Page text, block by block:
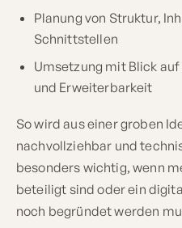
Planung von Struktur,
Schnittstellen
Umsetzung mit Blick
und Erweiterbarkeit
So wird aus einer groben
nachvollziehbar und
besonders wichtig, wenn
beteiligt sind oder ein
noch begründet werden